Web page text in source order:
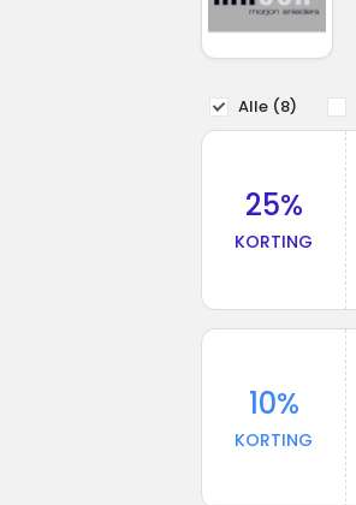
Alle (8)
25%
KORTING
10%
KORTING